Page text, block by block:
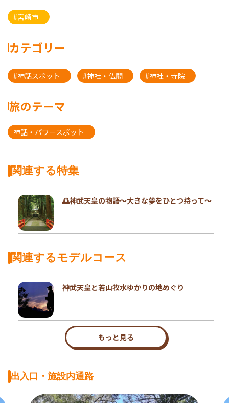
#宮崎市
カテゴリー
#神話スポット #神社・仏閣 #神社・寺院
旅のテーマ
神話・パワースポット
関連する特集
🌅神武天皇の物語～大きな夢をひとつ持って～
関連するモデルコース
神武天皇と若山牧水ゆかりの地めぐり
もっと見る
出入口・施設内通路